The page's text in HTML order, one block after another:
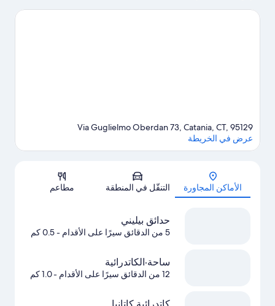
بزيارة أدلتنا للسفر إلى كاتانيا
الخريطة
Via Guglielmo Oberdan 73, Catania, CT, 95129
عرض في الخريطة
الأماكن المجاورة التنقّل في المنطقة مطاعم
حدائق بيليني
5 من الدقائق سيرًا على الأقدام - 0.5 كم
ساحة·الكاتدرائية
12 من الدقائق سيرًا على الأقدام - 1.0 كم